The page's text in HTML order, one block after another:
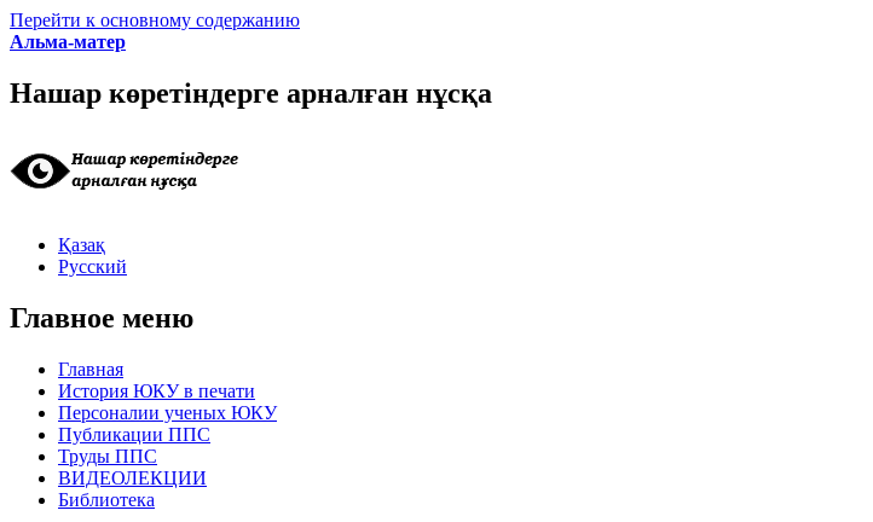
Перейти к основному содержанию
Альма-матер
Нашар көретіндерге арналған нұсқа
Қазақ
Русский
Главное меню
Главная
История ЮКУ в печати
Персоналии ученых ЮКУ
Публикации ППС
Труды ППС
ВИДЕОЛЕКЦИИ
Библиотека